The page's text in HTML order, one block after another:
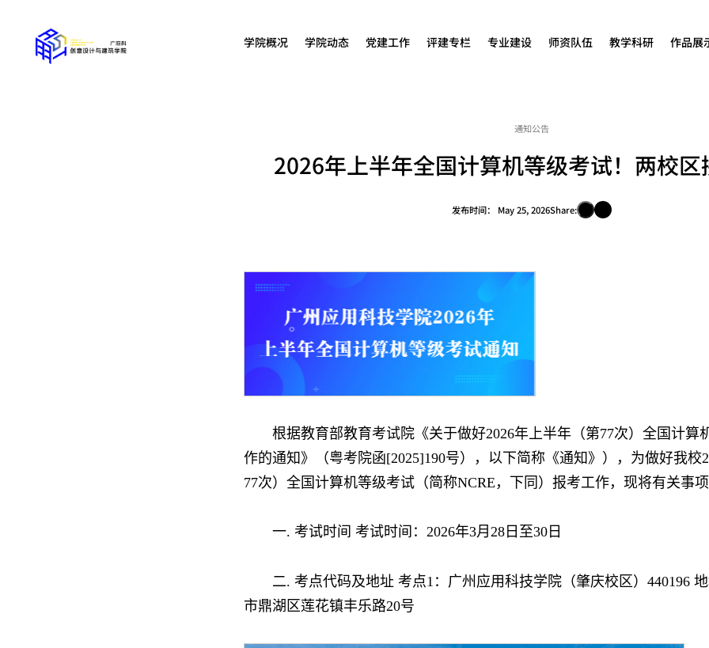
学院概况 学院动态 党建工作 评建专栏 专业建设 师资队伍 教学科研 作品展
通知公告
2026年上半年全国计算机等级考试！两校区
发布时间： May 25, 2026Share:
根据教育部教育考试院《关于做好2026年上半年（第77次）全国计算
作的通知》（粤考院函[2025]190号），以下简称《通知》），为做好我校
77次）全国计算机等级考试（简称NCRE，下同）报考工作，现将有关事项
一. 考试时间 考试时间：2026年3月28日至30日
二. 考点代码及地址 考点1：广州应用科技学院（肇庆校区）440196
市鼎湖区莲花镇丰乐路20号